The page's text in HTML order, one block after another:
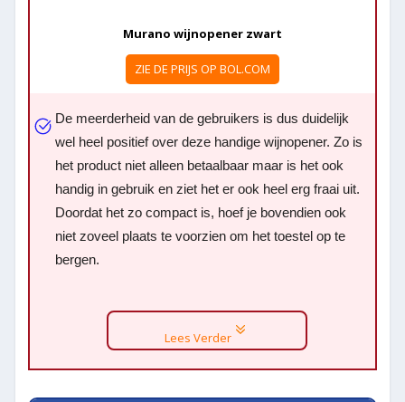
Murano wijnopener zwart
ZIE DE PRIJS OP BOL.COM
De meerderheid van de gebruikers is dus duidelijk
wel heel positief over deze handige wijnopener. Zo is
het product niet alleen betaalbaar maar is het ook
handig in gebruik en ziet het er ook heel erg fraai uit.
Doordat het zo compact is, hoef je bovendien ook
niet zoveel plaats te voorzien om het toestel op te
bergen.
Lees Verder